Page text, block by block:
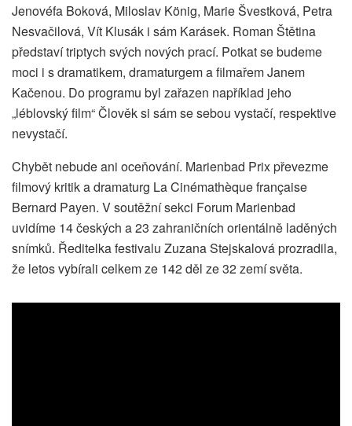
Jenovéfa Boková, Miloslav König, Marie Švestková, Petra
Nesvačilová, Vít Klusák i sám Karásek. Roman Štětina
představí triptych svých nových prací. Potkat se budeme
moci i s dramatikem, dramaturgem a filmařem Janem
Kačenou. Do programu byl zařazen například jeho
„léblovský film“ Člověk si sám se sebou vystačí, respektive
nevystačí.
Chybět nebude ani oceňování. Marienbad Prix převezme
filmový kritik a dramaturg La Cinémathèque française
Bernard Payen. V soutěžní sekci Forum Marienbad
uvidíme 14 českých a 23 zahraničních orientálně laděných
snímků. Ředitelka festivalu Zuzana Stejskalová prozradila,
že letos vybírali celkem ze 142 děl ze 32 zemí světa.